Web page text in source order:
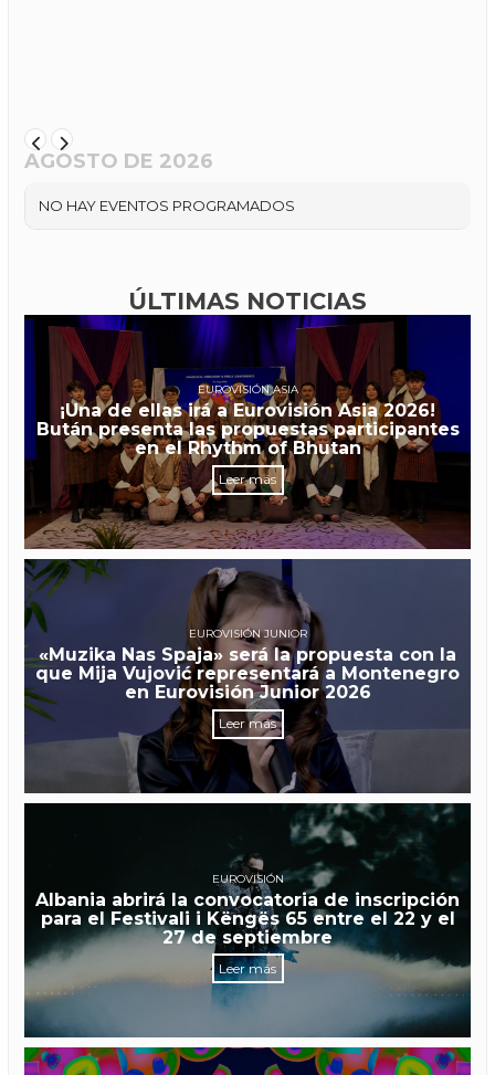
AGOSTO DE 2026
NO HAY EVENTOS PROGRAMADOS
ÚLTIMAS NOTICIAS
EUROVISIÓN ASIA
¡Una de ellas irá a Eurovisión Asia 2026!
Bután presenta las propuestas participantes
en el Rhythm of Bhutan
Leer más
EUROVISIÓN JUNIOR
«Muzika Nas Spaja» será la propuesta con la
que Mija Vujović representará a Montenegro
en Eurovisión Junior 2026
Leer más
EUROVISIÓN
Albania abrirá la convocatoria de inscripción
para el Festivali i Këngës 65 entre el 22 y el
27 de septiembre
Leer más